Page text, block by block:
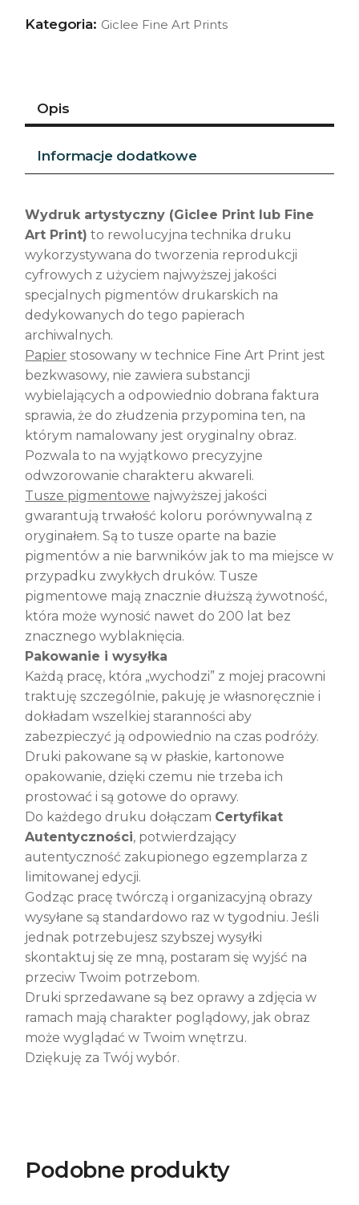
Kategoria: Giclee Fine Art Prints
Opis
Informacje dodatkowe
Wydruk artystyczny (Giclee Print lub Fine
Art Print) to rewolucyjna technika druku
wykorzystywana do tworzenia reprodukcji
cyfrowych z użyciem najwyższej jakości
specjalnych pigmentów drukarskich na
dedykowanych do tego papierach
archiwalnych.
Papier stosowany w technice Fine Art Print jest
bezkwasowy, nie zawiera substancji
wybielających a odpowiednio dobrana faktura
sprawia, że do złudzenia przypomina ten, na
którym namalowany jest oryginalny obraz.
Pozwala to na wyjątkowo precyzyjne
odwzorowanie charakteru akwareli.
Tusze pigmentowe najwyższej jakości
gwarantują trwałość koloru porównywalną z
oryginałem. Są to tusze oparte na bazie
pigmentów a nie barwników jak to ma miejsce w
przypadku zwykłych druków. Tusze
pigmentowe mają znacznie dłuższą żywotność,
która może wynosić nawet do 200 lat bez
znacznego wyblaknięcia.
Pakowanie i wysyłka
Każdą pracę, która „wychodzi” z mojej pracowni
traktuję szczególnie, pakuję je własnoręcznie i
dokładam wszelkiej staranności aby
zabezpieczyć ją odpowiednio na czas podróży.
Druki pakowane są w płaskie, kartonowe
opakowanie, dzięki czemu nie trzeba ich
prostować i są gotowe do oprawy.
Do każdego druku dołączam Certyfikat
Autentyczności, potwierdzający
autentyczność zakupionego egzemplarza z
limitowanej edycji.
Godząc pracę twórczą i organizacyjną obrazy
wysyłane są standardowo raz w tygodniu. Jeśli
jednak potrzebujesz szybszej wysyłki
skontaktuj się ze mną, postaram się wyjść na
przeciw Twoim potrzebom.
Druki sprzedawane są bez oprawy a zdjęcia w
ramach mają charakter poglądowy, jak obraz
może wyglądać w Twoim wnętrzu.
Dziękuję za Twój wybór.
Podobne produkty